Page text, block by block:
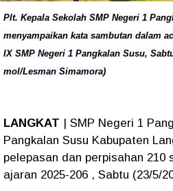
Plt. Kepala Sekolah SMP Negeri 1
menyampaikan kata sambutan dalam
IX SMP Negeri 1 Pangkalan Susu,
mol/Lesman Simamora)
LANGKAT | SMP Negeri 1
Pangkalan Susu Kabupaten
pelepasan dan perpisahan 210
ajaran 2025-206 , Sabtu (23/5/